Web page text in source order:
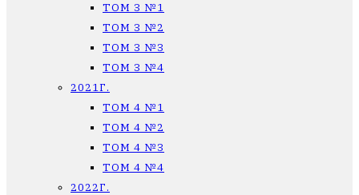
ТОМ 3 №1
ТОМ 3 №2
ТОМ 3 №3
ТОМ 3 №4
2021Г.
ТОМ 4 №1
ТОМ 4 №2
ТОМ 4 №3
ТОМ 4 №4
2022Г.